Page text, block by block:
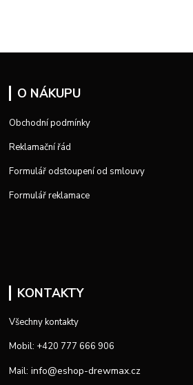
O NÁKUPU
Obchodní podmínky
Reklamační řád
Formulář odstoupení od smlouvy
Formulář reklamace
KONTAKTY
Všechny kontakty
Mobil: +420 777 666 906
Mail: info@eshop-drewmax.cz